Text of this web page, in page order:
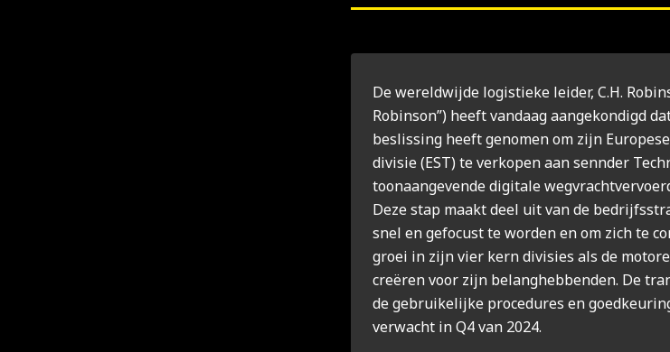
De wereldwijde logistieke leider, C.H.
Robinson”) heeft vandaag aangekondigd
beslissing heeft genomen om zijn
divisie (EST) te verkopen aan sennder
toonaangevende digitale
Deze stap maakt deel uit van de
snel en gefocust te worden en om zich te
groei in zijn vier kern divisies als de
creëren voor zijn belanghebbenden. De
de gebruikelijke procedures en
verwacht in Q4 van 2024.